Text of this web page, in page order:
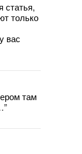
статья,
только
вас
там
”